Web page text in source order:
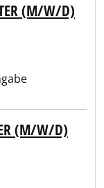
(M/W/D)
(M/W/D)